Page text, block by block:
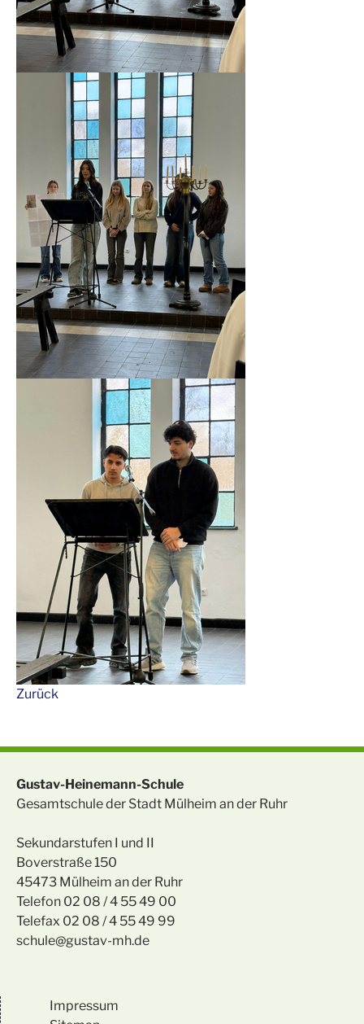
Zurück
Gustav-Heinemann-Schule
Gesamtschule der Stadt Mülheim an der Ruhr
Sekundarstufen I und II
Boverstraße 150
45473 Mülheim an der Ruhr
Telefon 02 08 / 4 55 49 00
Telefax 02 08 / 4 55 49 99
schule@gustav-mh.de
Impressum